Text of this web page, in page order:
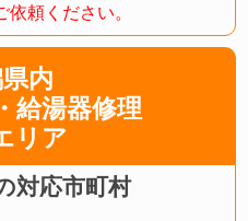
依頼ください。
内
給湯器修理
リア
対応市町村